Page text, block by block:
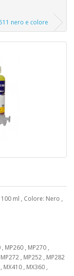
nero e colore
ml , Colore: Nero ,
MP260 , MP270 ,
, MP252 , MP282
MX410 , MX360 ,